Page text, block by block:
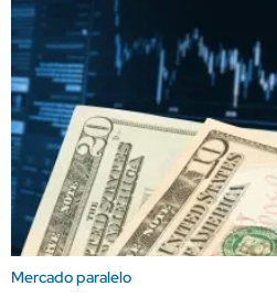
Mercado paralelo